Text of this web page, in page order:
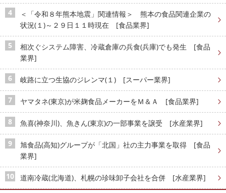
＜「令和８年熊本地震」関連情報＞ 熊本の食品関連企業の
状況(１)～２９日１１時現在 [食品業界]
相次ぐシステム障害、冷蔵倉庫の兵食(兵庫)でも発生 [食品
業界]
岐路に立つ生協のジレンマ(１) [スーパー業界]
ヤマタネ(東京)が米麹食品メーカーをＭ＆Ａ [食品業界]
魚喜(神奈川)、魚きん(東京)の一部事業を譲受 [水産業界]
旭食品(高知)グループが「北国」社の主力事業を取得 [食品
業界]
道南冷蔵(北海道)、札幌の珍味卸子会社を合併 [水産業界]